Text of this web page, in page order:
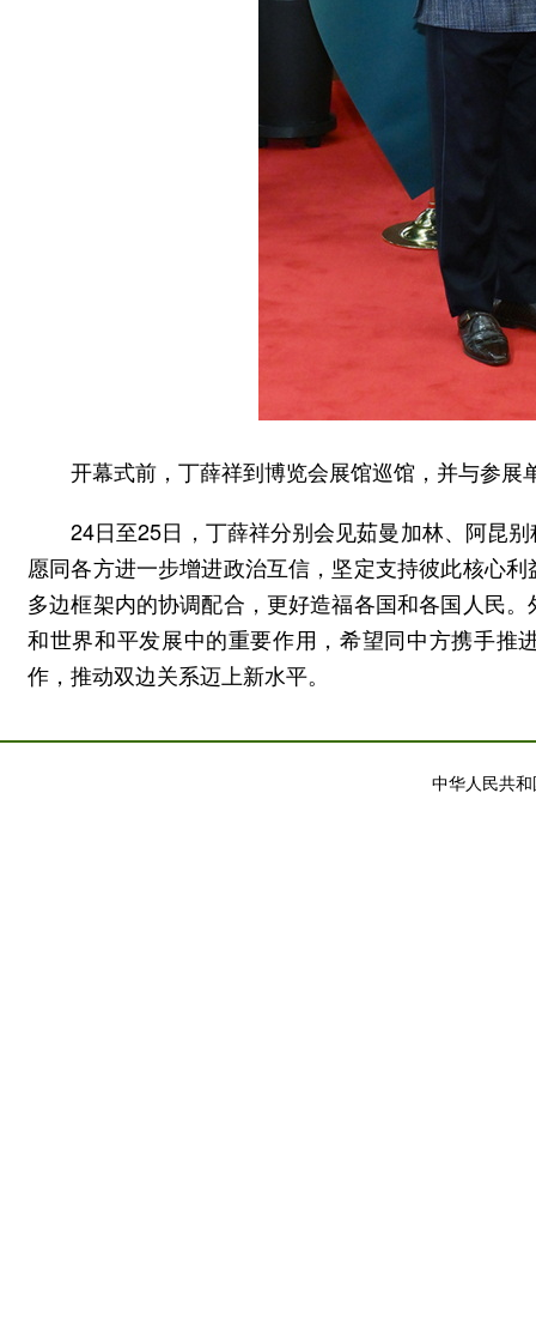
开幕式前，丁薛祥到博览会展馆巡馆，并与参展
24日至25日，丁薛祥分别会见茹曼加林、阿昆
愿同各方进一步增进政治互信，坚定支持彼此核心
多边框架内的协调配合，更好造福各国和各国人民
和世界和平发展中的重要作用，希望同中方携手推
作，推动双边关系迈上新水平。
中华人民共